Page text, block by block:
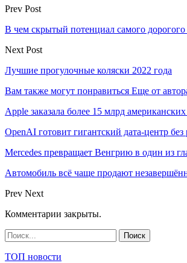
Prev Post
В чем скрытый потенциал самого
Next Post
Лучшие прогулочные коляски 2022 года
Вам также могут понравиться Еще от
Apple заказала более 15 млрд
OpenAI готовит гигантский дата-центр
Mercedes превращает Венгрию в один из
Автомобиль всё чаще продают
Prev Next
Комментарии закрыты.
ТОП новости